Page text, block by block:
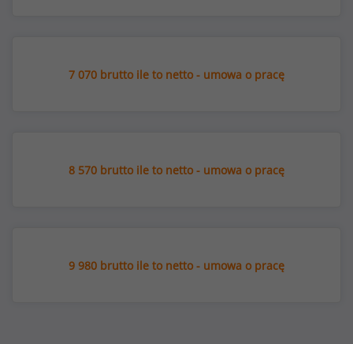
7 070 brutto ile to netto - umowa o pracę
8 570 brutto ile to netto - umowa o pracę
9 980 brutto ile to netto - umowa o pracę